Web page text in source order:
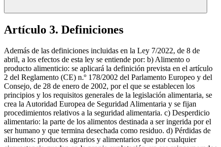
Artículo 3. Definiciones
Además de las definiciones incluidas en la Ley 7/2022, de 8 de
abril, a los efectos de esta ley se entiende por: b) Alimento o
producto alimenticio: se aplicará la definición prevista en el artículo
2 del Reglamento (CE) n.º 178/2002 del Parlamento Europeo y del
Consejo, de 28 de enero de 2002, por el que se establecen los
principios y los requisitos generales de la legislación alimentaria, se
crea la Autoridad Europea de Seguridad Alimentaria y se fijan
procedimientos relativos a la seguridad alimentaria. c) Desperdicio
alimentario: la parte de los alimentos destinada a ser ingerida por el
ser humano y que termina desechada como residuo. d) Pérdidas de
alimentos: productos agrarios y alimentarios que por cualquier